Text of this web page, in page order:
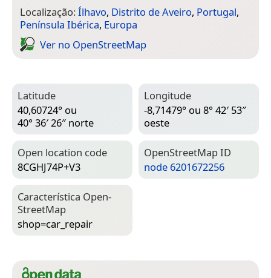
Localização:Ílhavo, Distrito de Aveiro, Portugal,
Península Ibérica, Europa
Ver no Open­Street­Map
Latitude
40,60724° ou
40° 36′ 26″ norte
Longitude
-8,71479° ou 8° 42′ 53″
oeste
Open location code
8CGHJ74P+V3
Open­Street­Map ID
node 6201672256
Característica Open­
Street­Map
shop=­car_repair